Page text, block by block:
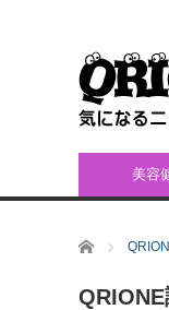
美容
ホーム